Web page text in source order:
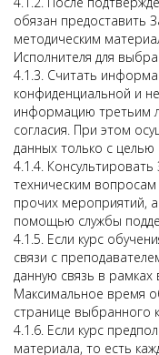
обязан предоставить
методическим
Исполнителя для
4.1.3. Считать
конфиденциальной и
информацию третьим
согласия. При этом
данных только с
4.1.4.
техническим
прочих мероприятий,
помощью службы
4.1.5. Если курс
связи с
данную связь в
Максимальное время
странице выбранного
4.1.6. Если курс
материала, то есть